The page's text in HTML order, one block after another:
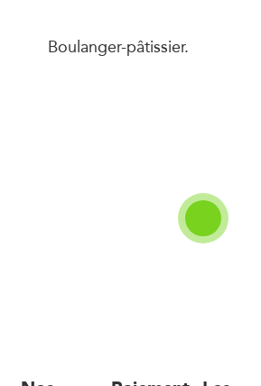
Boulanger-pâtissier.